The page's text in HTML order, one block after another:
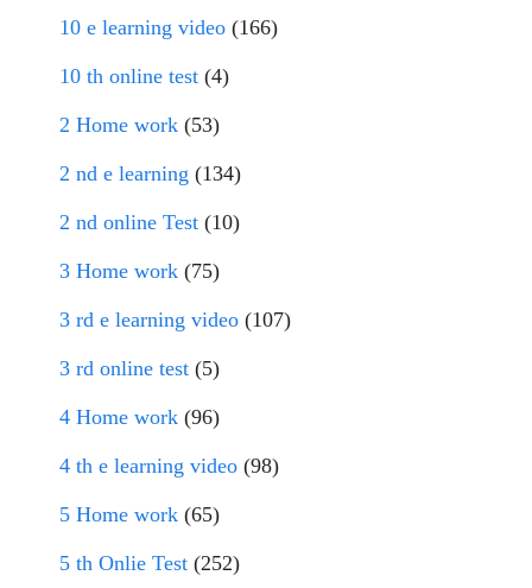
10 e learning video (166)
10 th online test (4)
2 Home work (53)
2 nd e learning (134)
2 nd online Test (10)
3 Home work (75)
3 rd e learning video (107)
3 rd online test (5)
4 Home work (96)
4 th e learning video (98)
5 Home work (65)
5 th Onlie Test (252)